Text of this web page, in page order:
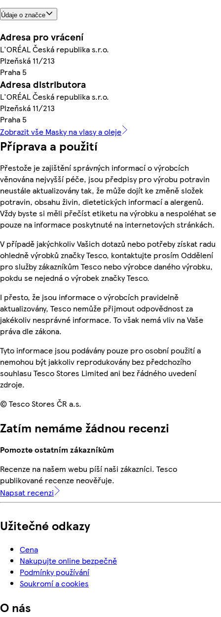
Údaje o značce
Adresa pro vrácení
L'ORÉAL Česká republika s.r.o.
Plzeňská 11/213
Praha 5
Adresa distributora
L'ORÉAL Česká republika s.r.o.
Plzeňská 11/213
Praha 5
Zobrazit vše Masky na vlasy a oleje
Příprava a použití
Přestože je zajištění správných informací o výrobcích
věnována nejvyšší péče, jsou předpisy pro výrobu potravin
neustále aktualizovány tak, že může dojít ke změně složek
potravin, obsahu živin, dietetických informací a alergenů.
Vždy byste si měli přečíst etiketu na výrobku a nespoléhat se
pouze na informace poskytnuté na internetových stránkách.
V případě jakýchkoliv Vašich dotazů nebo potřeby získat radu
ohledně výrobků značky Tesco, kontaktujte prosím Oddělení
pro služby zákazníkům Tesco nebo výrobce daného výrobku,
pokdu se nejedná o výrobek značky Tesco.
I přesto, že jsou informace o výrobcích pravidelně
aktualizovány, Tesco nemůže přijmout odpovědnost za
jakékoliv nesprávné informace. To však nemá vliv na Vaše
práva dle zákona.
Tyto informace jsou podávány pouze pro osobní použití a
nemohou být jakkoliv reprodukovány bez předchozího
souhlasu Tesco Stores Limited ani bez řádného uvedení
zdroje.
© Tesco Stores ČR a.s.
Zatím nemáme žádnou recenzi
Pomozte ostatním zákazníkům
Recenze na našem webu píší naši zákazníci. Tesco
publikované recenze neověřuje.
Napsat recenzi
Užitečné odkazy
Cena
Nakupujte online bezpečně
Podmínky používání
Soukromí a cookies
O nás